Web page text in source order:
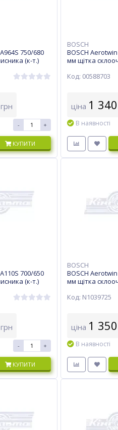
750/680
(к-т.)
грн
- +
КУПИТИ
BOSCH
BOSCH
мм щітка
Код: 00588703
ціна 1 340
В наявності
700/650
(к-т.)
грн
- +
КУПИТИ
BOSCH
BOSCH
мм щітка
Код: N1039725
ціна 1 350
В наявності